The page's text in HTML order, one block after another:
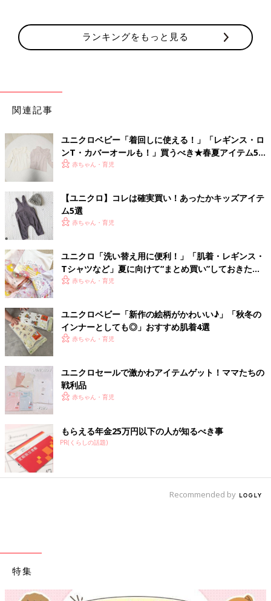
ランキングをもっと見る
関連記事
ユニクロベビー「着回しに使える！」「レギンス・ロ
ンT・カバーオールも！」買うべき★春夏アイテム5
選 赤ちゃん・育児
【ユニクロ】コレは確実買い！あったかキッズアイテ
ム5選
赤ちゃん・育児
ユニクロ「洗い替え用に便利！」「肌着・レギンス・
Tシャツなど」夏に向けて“まとめ買い”しておきたい
アイテム
赤ちゃん・育児
ユニクロベビー「新作の絵柄がかわいい♪」「秋冬の
インナーとしても◎」おすすめ肌着4選
赤ちゃん・育児
ユニクロセールで激かわアイテムゲット！ママたちの
戦利品
赤ちゃん・育児
もらえる年金25万円以下の人が知るべき事
PR(くらしの話題)
Recommended by
特集